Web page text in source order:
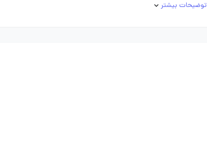
توضیحات بیشتر